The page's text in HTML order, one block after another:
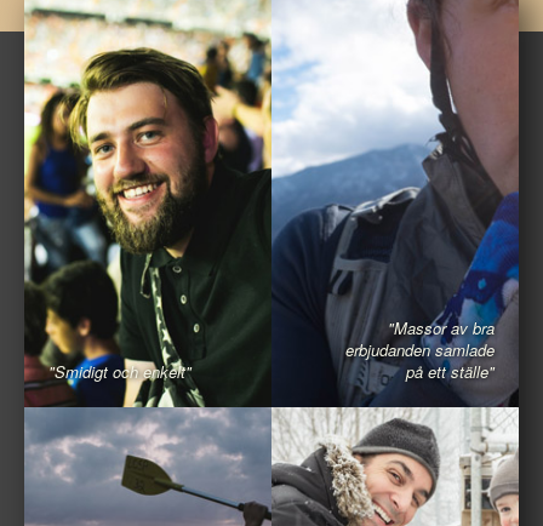
"Smidigt och enkelt"
"Massor av bra
erbjudanden samlade
på ett ställe"